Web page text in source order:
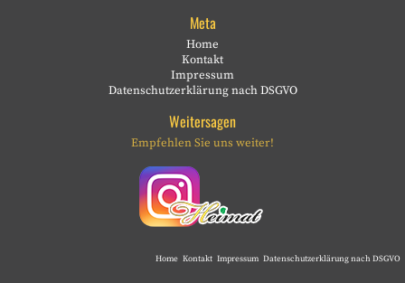
Meta
Home
Kontakt
Impressum
Datenschutzerklärung nach DSGVO
Weitersagen
Empfehlen Sie uns weiter!
Home Kontakt Impressum Datenschutzerklärung nach DSGVO